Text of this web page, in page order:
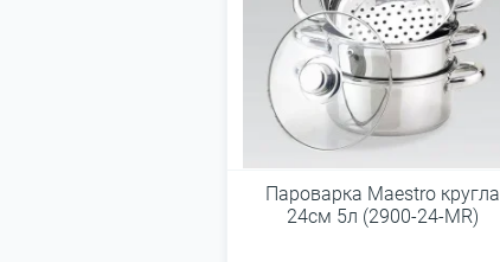
Пароварка Maestro кругла
24см 5л (2900-24-MR)